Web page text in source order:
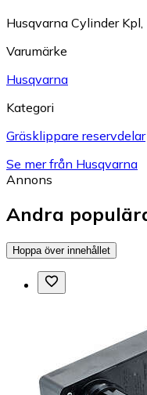
Husqvarna Cylinder
Varumärke
Husqvarna
Kategori
Gräsklippare reservdelar
Se mer från Husqvarna
Annons
Andra
Hoppa över innehållet